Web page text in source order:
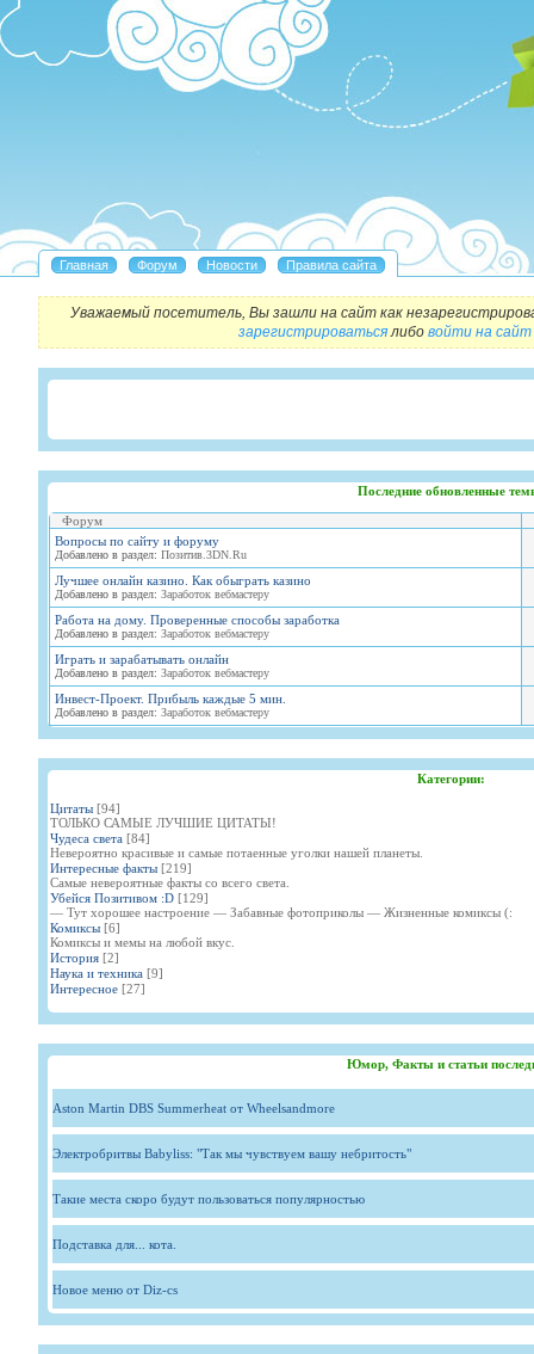
Уважаемый посетитель, Вы зашли на сайт как
зарегистрироватьсялибо войти на сайт
Последние обновленные
Форум
Вопросы по сайту и форуму
Добавлено в раздел: Позитив.3DN.Ru
Лучшее онлайн казино. Как обыграть казино
Добавлено в раздел: Заработок вебмастеру
Работа на дому. Проверенные способы заработка
Добавлено в раздел: Заработок вебмастеру
Играть и зарабатывать онлайн
Добавлено в раздел: Заработок вебмастеру
Инвест-Проект. Прибыль каждые 5 мин.
Добавлено в раздел: Заработок вебмастеру
Категории:
Цитаты [94]
ТОЛЬКО САМЫЕ ЛУЧШИЕ ЦИТАТЫ!
Чудеса света [84]
Невероятно красивые и самые потаенные уголки нашей планеты.
Интересные факты [219]
Самые невероятные факты со всего света.
Убейся Позитивом :D [129]
— Тут хорошее настроение — Забавные фотоприколы — Жизненные комиксы (:
Комиксы [6]
Комиксы и мемы на любой вкус.
История [2]
Наука и техника [9]
Интересное [27]
Юмор, Факты и статьи
Aston Martin DBS Summerheat от Wheelsandmore
Электробритвы Babyliss: "Так мы чувствуем вашу небритость"
Такие места скоро будут пользоваться популярностью
Подставка для... кота.
Новое меню от Diz-cs